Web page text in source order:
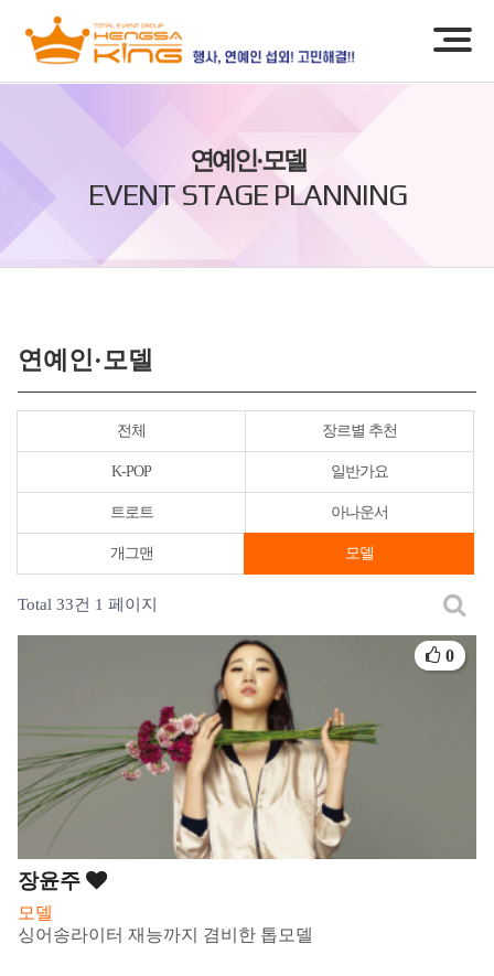
연예인·모델
EVENT STAGE PLANNING
연예인·모델
전체 장르별 추천
K-POP 일반가요
트로트 아나운서
개그맨 모델
Total 33건 1 페이지
장윤주
모델
싱어송라이터 재능까지 겸비한 톱모델
0